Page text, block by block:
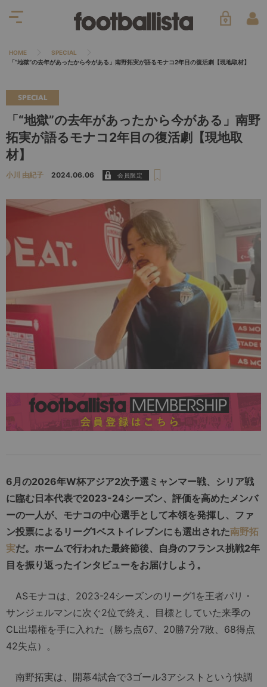
HOME
SPECIAL
「“地獄”の去年があったから今がある」南野拓実が語るモナコ2年目の復活劇【現地取材】
SPECIAL
「“地獄”の去年があったから今がある」南野
拓実が語るモナコ2年目の復活劇【現地取
材】
小川 由紀子 2024.06.06
6月の2026年W杯アジア2次予選ミャンマー戦、シリア戦
に臨む日本代表で2023-24シーズン、評価を高めたメンバ
ーの一人が、モナコの中心選手として本領を発揮し、ファ
ン投票によるリーグ1ベストイレブンにも選出された南野拓
実だ。ホームで行われた最終節後、自身のフランス挑戦2年
目を振り返ったインタビューをお届けしよう。
ASモナコは、2023-24シーズンのリーグ1を王者パリ・
サンジェルマンに次ぐ2位で終え、目標としていた来季の
CL出場権を手に入れた（勝ち点67、20勝7分7敗、68得点
42失点）。
南野拓実は、開幕4試合で3ゴール3アシストという快調